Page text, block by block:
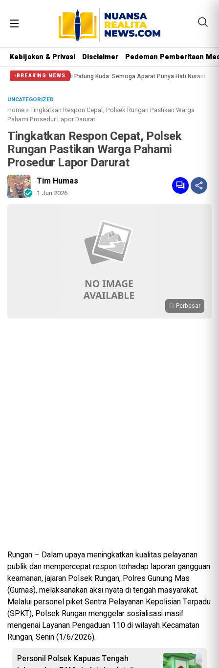
Kebijakan & Privasi Disclaimer Pedoman Pemberitaan
BREAKING NEWS
Massa di Patung Kuda: Semoga Aparat Punya Hati Nurani Massa Reuni
UNCATEGORIZED
Home »Tingkatkan Respon Cepat, Polsek Rungan Pastikan Warga
Pahami Prosedur Lapor Darurat
Tingkatkan Respon Cepat, Polsek
Rungan Pastikan Warga Pahami
Prosedur Lapor Darurat
Tim Humas
1 Jun 2026
Perbesar
Rungan – Dalam upaya meningkatkan kualitas pelayanan
publik dan mempercepat respon terhadap laporan gangguan
keamanan, jajaran Polsek Rungan, Polres Gunung Mas
(Gumas), melaksanakan aksi nyata di tengah masyarakat.
Melalui personel piket Sentra Pelayanan Kepolisian Terpadu
(SPKT), Polsek Rungan menggelar sosialisasi masif
mengenai Layanan Pengaduan 110 di wilayah Kecamatan
Rungan, Senin (1/6/2026).
Personil Polsek Kapuas Tengah